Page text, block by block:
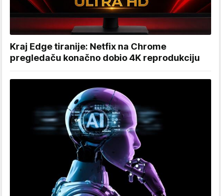
Kraj Edge tiranije: Netfix na Chrome
pregledaču konačno dobio 4K reprodukciju